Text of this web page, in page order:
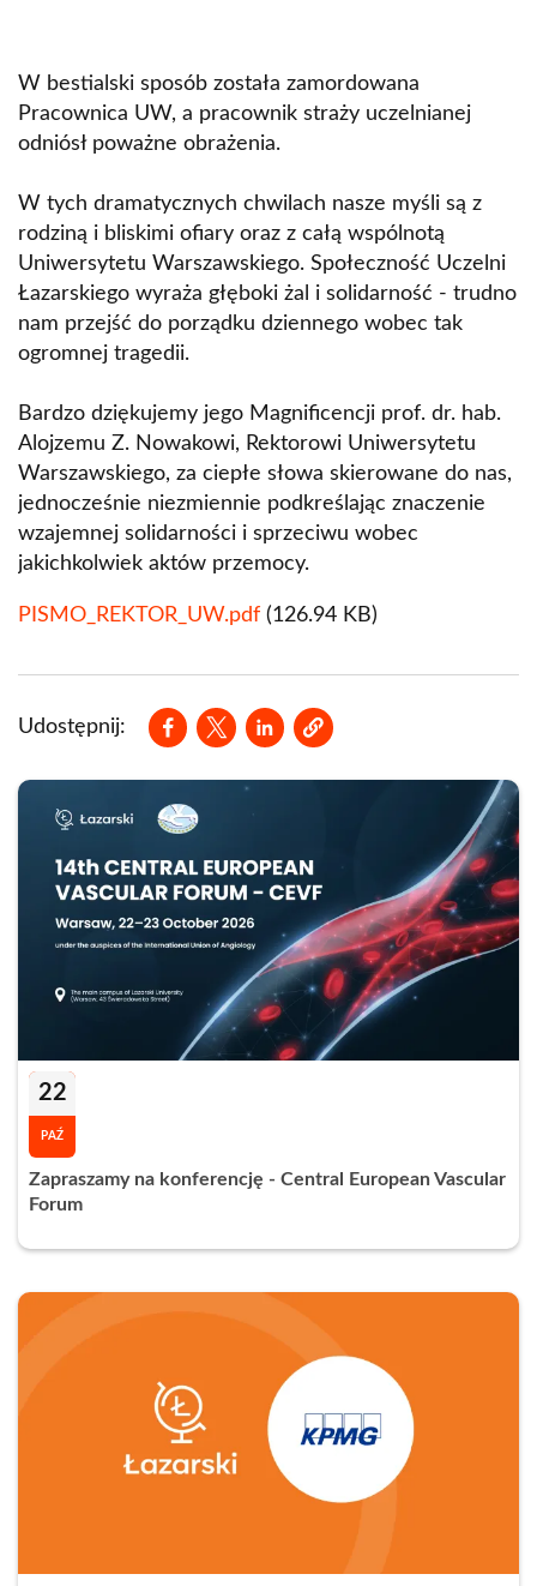
W bestialski sposób została zamordowana
Pracownica UW, a pracownik straży uczelnianej
odniósł poważne obrażenia.
W tych dramatycznych chwilach nasze myśli są z
rodziną i bliskimi ofiary oraz z całą wspólnotą
Uniwersytetu Warszawskiego. Społeczność Uczelni
Łazarskiego wyraża głęboki żal i solidarność - trudno
nam przejść do porządku dziennego wobec tak
ogromnej tragedii.
Bardzo dziękujemy jego Magnificencji prof. dr. hab.
Alojzemu Z. Nowakowi, Rektorowi Uniwersytetu
Warszawskiego, za ciepłe słowa skierowane do nas,
jednocześnie niezmiennie podkreślając znaczenie
wzajemnej solidarności i sprzeciwu wobec
jakichkolwiek aktów przemocy.
Dokument
PISMO_REKTOR_UW.pdf (126.94 KB)
Udostępnij:
Opens in a new window
Opens in a new window
Opens in a new window
22
PAŹ
Zapraszamy na konferencję - Central European Vascular
Forum